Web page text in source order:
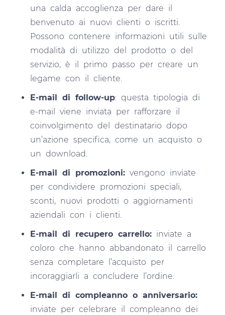
una calda accoglienza per dare il
benvenuto ai nuovi clienti o iscritti.
Possono contenere informazioni utili sulle
modalità di utilizzo del prodotto o del
servizio, è il primo passo per creare un
legame con il cliente.
E-mail di follow-up: questa tipologia di
e-mail viene inviata per rafforzare il
coinvolgimento del destinatario dopo
un’azione specifica, come un acquisto o
un download.
E-mail di promozioni: vengono inviate
per condividere promozioni speciali,
sconti, nuovi prodotti o aggiornamenti
aziendali con i clienti.
E-mail di recupero carrello: inviate a
coloro che hanno abbandonato il carrello
senza completare l’acquisto per
incoraggiarli a concludere l’ordine.
E-mail di compleanno o anniversario:
inviate per celebrare il compleanno dei